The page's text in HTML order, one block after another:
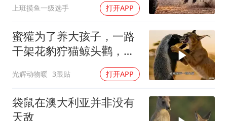
上班摸鱼一级选手 打开APP
蜜獾为了养大孩子，一路
干架花豹狞猫鲸头鹳，养
光辉动物暖 3跟贴 打开APP
袋鼠在澳大利亚并非没有
天敌